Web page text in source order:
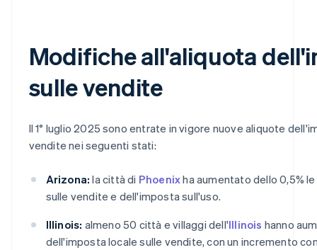
Modifiche all'aliquota
sulle vendite
Il 1° luglio 2025 sono entrate in vigore nuove aliquote
vendite nei seguenti stati:
Arizona: la città di Phoenixha aumentato dello 0,5%
sulle vendite e dell'imposta sull'uso.
Illinois: almeno 50 città e villaggi dell'Illinois hanno
dell'imposta locale sulle vendite, con un incremento